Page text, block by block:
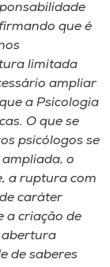
que é
limitada
ampliar
a Psicologia
O que se
psicólogos se
o
a ruptura com
caráter
a criação de
abertura
de saberes